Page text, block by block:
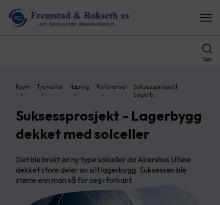
Søk
Hjem Tjenester Næring Referanser
Suksessprosjekt -
Lagerb…
Suksessprosjekt - Lagerbygg
dekket med solceller
Det ble brukt en ny type solceller da Akershus Utleie
dekket store deler av sitt lagerbygg. Suksessen ble
større enn man så for seg i forkant.